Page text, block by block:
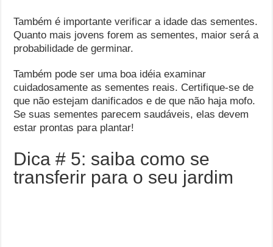
Também é importante verificar a idade das sementes.
Quanto mais jovens forem as sementes, maior será a
probabilidade de germinar.
Também pode ser uma boa idéia examinar
cuidadosamente as sementes reais. Certifique-se de
que não estejam danificados e de que não haja mofo.
Se suas sementes parecem saudáveis, elas devem
estar prontas para plantar!
Dica # 5: saiba como se
transferir para o seu jardim